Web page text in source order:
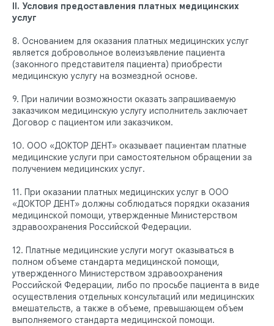
II. Условия предоставления платных медицинских
услуг
8. Основанием для оказания платных медицинских услуг
является добровольное волеизъявление пациента
(законного представителя пациента) приобрести
медицинскую услугу на возмездной основе.
9. При наличии возможности оказать запрашиваемую
заказчиком медицинскую услугу исполнитель заключает
Договор с пациентом или заказчиком.
10. ООО «ДОКТОР ДЕНТ» оказывает пациентам платные
медицинские услуги при самостоятельном обращении за
получением медицинских услуг.
11. При оказании платных медицинских услуг в ООО
«ДОКТОР ДЕНТ» должны соблюдаться порядки оказания
медицинской помощи, утвержденные Министерством
здравоохранения Российской Федерации.
12. Платные медицинские услуги могут оказываться в
полном объеме стандарта медицинской помощи,
утвержденного Министерством здравоохранения
Российской Федерации, либо по просьбе пациента в виде
осуществления отдельных консультаций или медицинских
вмешательств, а также в объеме, превышающем объем
выполняемого стандарта медицинской помощи.